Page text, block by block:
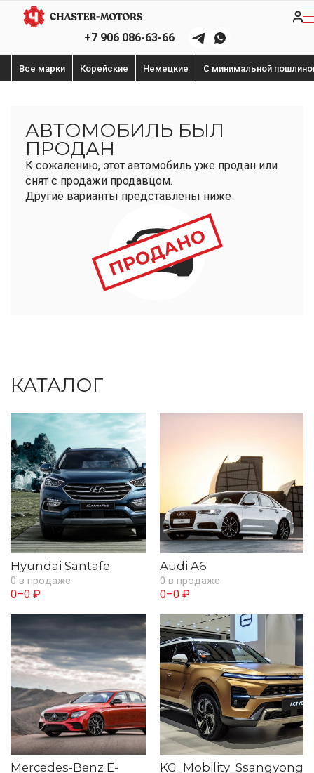
+7 906 086-63-66
Все марки Корейские Немецкие С минимальной
АВТОМОБИЛЬ БЫЛ
ПРОДАН
К сожалению, этот автомобиль уже продан или
снят с продажи продавцом.
Другие варианты представлены ниже
КАТАЛОГ
Hyundai Santafe
0 в продаже
0–0 ₽
Audi A6
0 в продаже
0–0 ₽
Mercedes-Benz E-
KG_Mobility_Ssangyong